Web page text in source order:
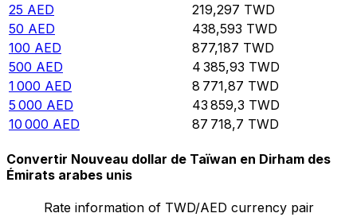
25 AED 219,297 TWD
50 AED 438,593 TWD
100 AED 877,187 TWD
500 AED 4 385,93 TWD
1 000 AED 8 771,87 TWD
5 000 AED 43 859,3 TWD
10 000 AED 87 718,7 TWD
Convertir Nouveau dollar de Taïwan en Dirham des
Émirats arabes unis
Rate information of TWD/AED currency pair